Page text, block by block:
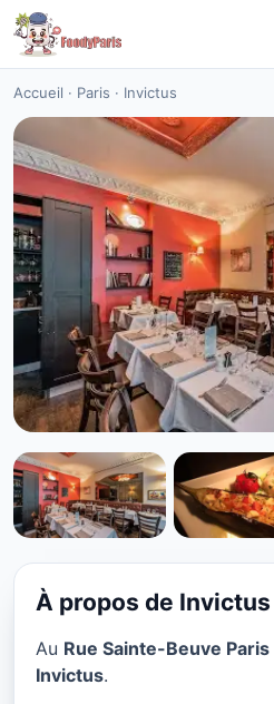
Accueil · Paris · Invictus
CUISINE EUROPÉENNE
Invictus à Paris
★ 4.5/5
À propos de Invictus
Au Rue Sainte-Beuve Paris
Invictus.